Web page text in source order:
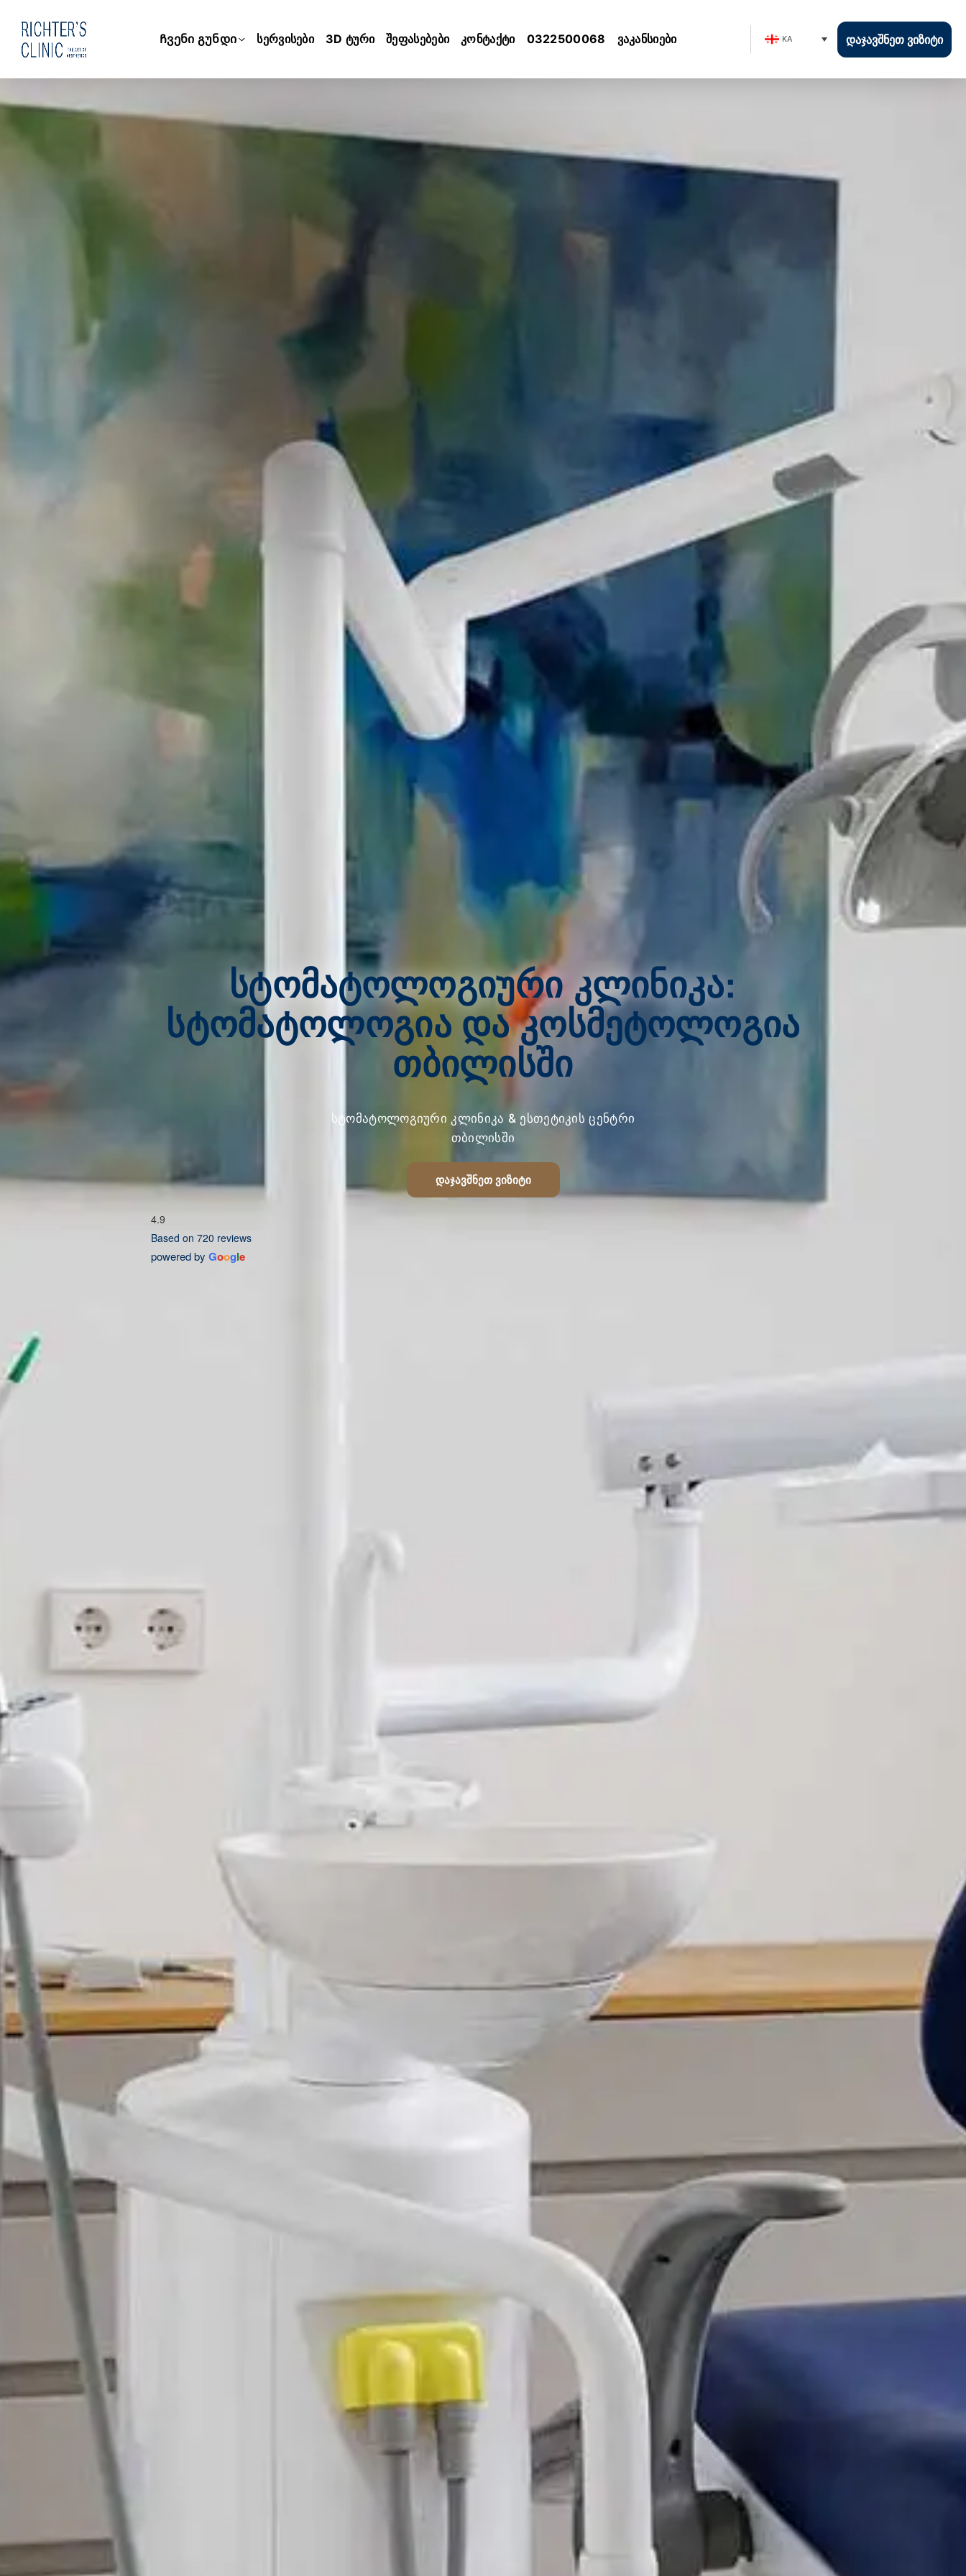
Ჩვენი გუნდი სერვისები 3D ტური შეფასებები კონტაქტი 0322500068 ვაკანსიები KA ᲓᲐᲯᲐᲕᲨᲜᲔᲗ ᲕᲘᲖᲘᲢᲘ
სტომატოლოგიური კლინიკა:
სტომატოლოგია და კოსმეტოლოგია
თბილისში
სტომატოლოგიური კლინიკა & ესთეტიკის ცენტრი
თბილისში
ᲓᲐᲯᲐᲕᲨᲜᲔᲗ ᲕᲘᲖᲘᲢᲘ
4.9
Based on 720 reviews
powered by Google